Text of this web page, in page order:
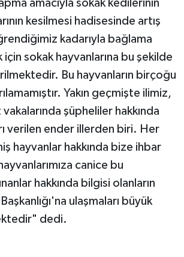
amacıyla sokak kedilerinin
kesilmesi hadisesinde artış
kadarıyla bağlama
için sokak hayvanlarına bu şekilde
Bu hayvanların birçoğu
Yakın geçmişte ilimiz,
şüpheliler hakkında
verilen ender illerden biri. Her
hayvanlar hakkında bize ihbar
canice bu
hakkında bilgisi olanların
ulaşmaları büyük
dedi.